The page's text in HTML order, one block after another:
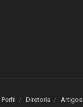
Perfil Diretoria Artigos